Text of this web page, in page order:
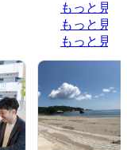
もっと見る
もっと見る
もっと見る